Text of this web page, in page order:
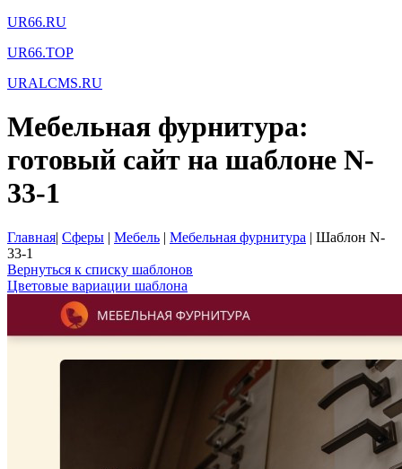
UR66.RU
UR66.TOP
URALCMS.RU
Мебельная фурнитура:
готовый сайт на шаблоне N-
33-1
Главная| Сферы | Мебель | Мебельная фурнитура | Шаблон N-
33-1
Вернуться к списку шаблонов
Цветовые вариации шаблона